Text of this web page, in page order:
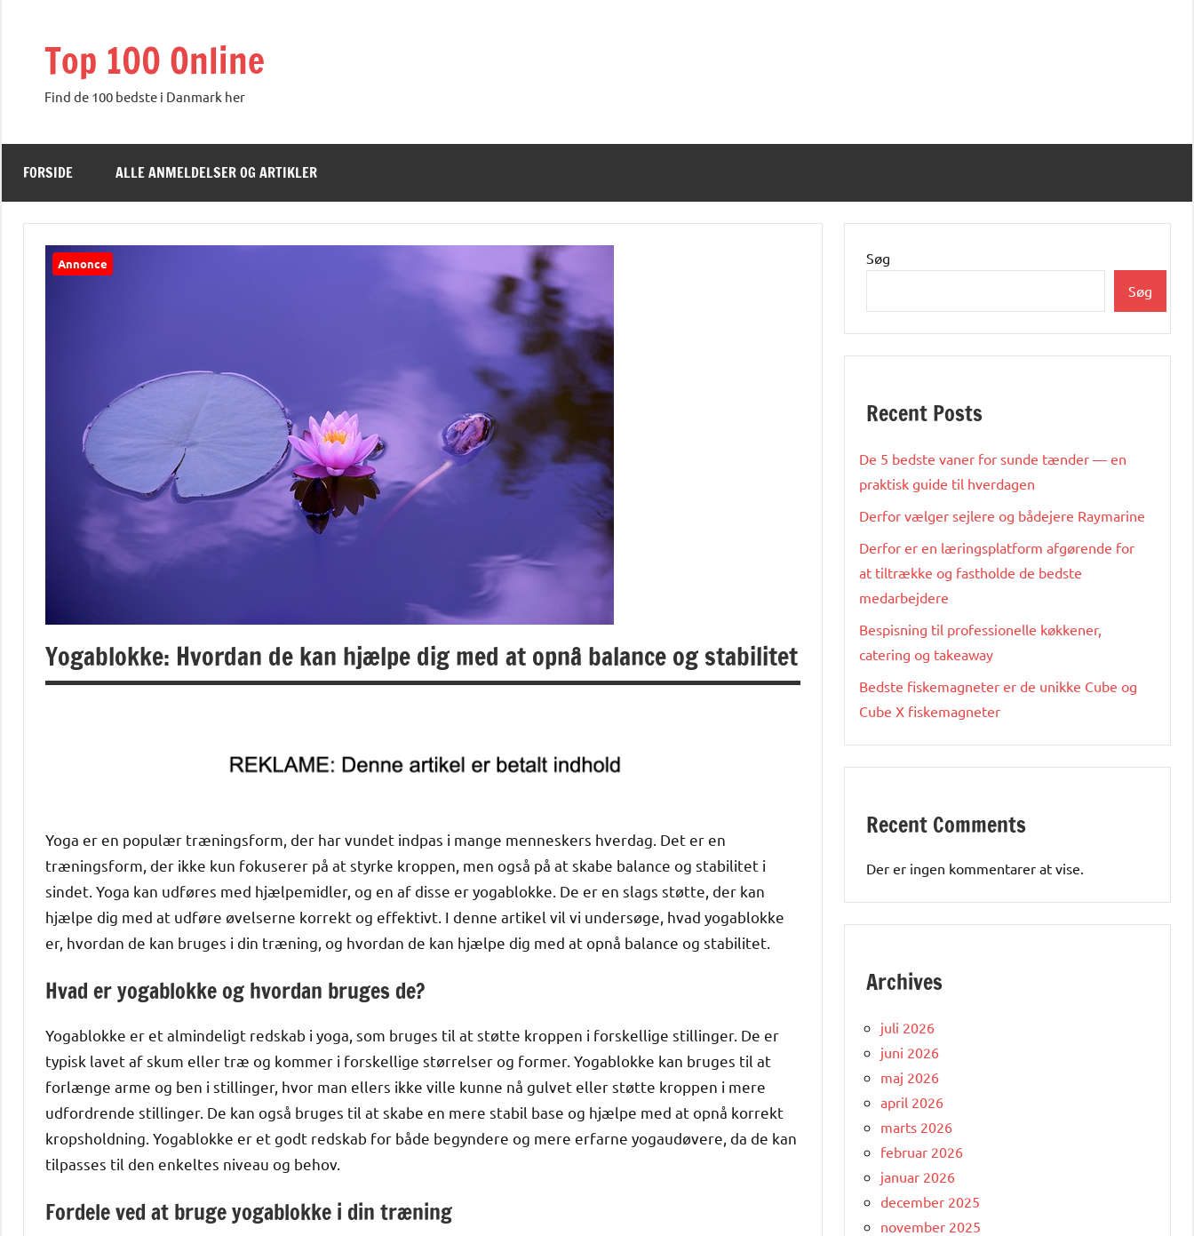
Top 100 Online
Find de 100 bedste i Danmark her
FORSIDE ALLE ANMELDELSER OG ARTIKLER
Annonce
Yogablokke: Hvordan de kan hjælpe dig med at opnå balance og stabilitet
Yoga er en populær træningsform, der har vundet indpas i mange menneskers hverdag. Det er en
træningsform, der ikke kun fokuserer på at styrke kroppen, men også på at skabe balance og stabilitet i
sindet. Yoga kan udføres med hjælpemidler, og en af disse er yogablokke. De er en slags støtte, der kan
hjælpe dig med at udføre øvelserne korrekt og effektivt. I denne artikel vil vi undersøge, hvad yogablokke
er, hvordan de kan bruges i din træning, og hvordan de kan hjælpe dig med at opnå balance og stabilitet.
Hvad er yogablokke og hvordan bruges de?
Yogablokke er et almindeligt redskab i yoga, som bruges til at støtte kroppen i forskellige stillinger. De er
typisk lavet af skum eller træ og kommer i forskellige størrelser og former. Yogablokke kan bruges til at
forlænge arme og ben i stillinger, hvor man ellers ikke ville kunne nå gulvet eller støtte kroppen i mere
udfordrende stillinger. De kan også bruges til at skabe en mere stabil base og hjælpe med at opnå korrekt
kropsholdning. Yogablokke er et godt redskab for både begyndere og mere erfarne yogaudøvere, da de kan
tilpasses til den enkeltes niveau og behov.
Fordele ved at bruge yogablokke i din træning
Søg
Søg
Recent Posts
De 5 bedste vaner for sunde tænder — en
praktisk guide til hverdagen
Derfor vælger sejlere og bådejere Raymarine
Derfor er en læringsplatform afgørende for
at tiltrække og fastholde de bedste
medarbejdere
Bespisning til professionelle køkkener,
catering og takeaway
Bedste fiskemagneter er de unikke Cube og
Cube X fiskemagneter
Recent Comments
Der er ingen kommentarer at vise.
Archives
juli 2026
juni 2026
maj 2026
april 2026
marts 2026
februar 2026
januar 2026
december 2025
november 2025